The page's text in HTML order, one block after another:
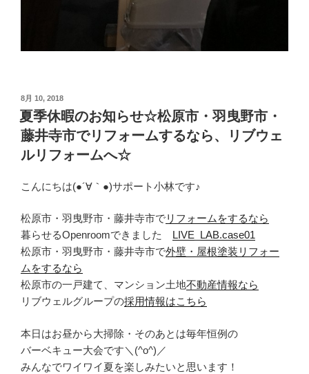
投
稿
日:
8月 10, 2018
夏季休暇のお知らせ☆松原市・羽曳野市・
藤井寺市でリフォームするなら、リブウェ
ルリフォームへ☆
こんにちは(●´∀｀●)サポート小林です♪
松原市・羽曳野市・藤井寺市でリフォームをするなら
暮らせるOpenroomできました LIVE_LAB.case01
松原市・羽曳野市・藤井寺市で外壁・屋根塗装リフォー
ムをするなら
松原市の一戸建て、マンション土地不動産情報なら
リブウェルグループの採用情報はこちら
本日はお昼から大掃除・そのあとは毎年恒例の
バーベキュー大会です＼(^o^)／
みんなでワイワイ夏を楽しみたいと思います！